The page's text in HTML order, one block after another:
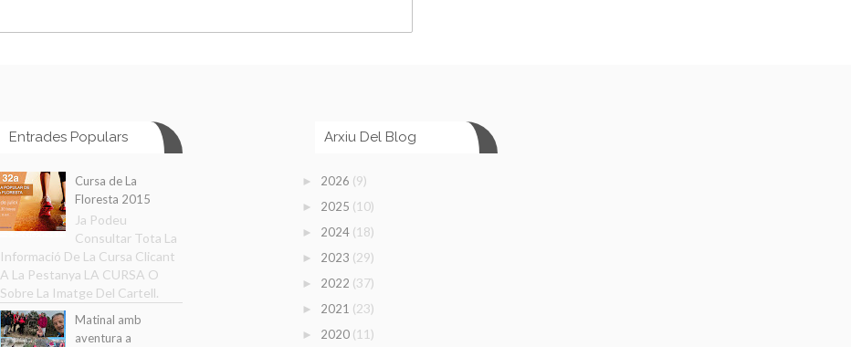
Entrades Populars
Cursa de La
Floresta 2015
Ja Podeu
Consultar Tota La
Informació De La Cursa Clicant
A La Pestanya LA CURSA O
Sobre La Imatge Del Cartell.
Matinal amb
aventura a
Arxiu Del Blog
► 2026 (9)
► 2025 (10)
► 2024 (18)
► 2023 (29)
► 2022 (37)
► 2021 (23)
► 2020 (11)